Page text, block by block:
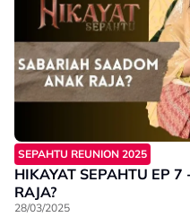
SEPAHTU REUNION 2025
HIKAYAT SEPAHTU EP
RAJA?
28/03/2025